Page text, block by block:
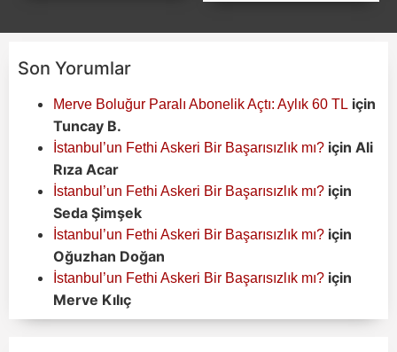
Son Yorumlar
Merve Boluğur Paralı Abonelik Açtı: Aylık 60 TL için
Tuncay B.
İstanbul’un Fethi Askeri Bir Başarısızlık mı? için Ali
Rıza Acar
İstanbul’un Fethi Askeri Bir Başarısızlık mı? için
Seda Şimşek
İstanbul’un Fethi Askeri Bir Başarısızlık mı? için
Oğuzhan Doğan
İstanbul’un Fethi Askeri Bir Başarısızlık mı? için
Merve Kılıç